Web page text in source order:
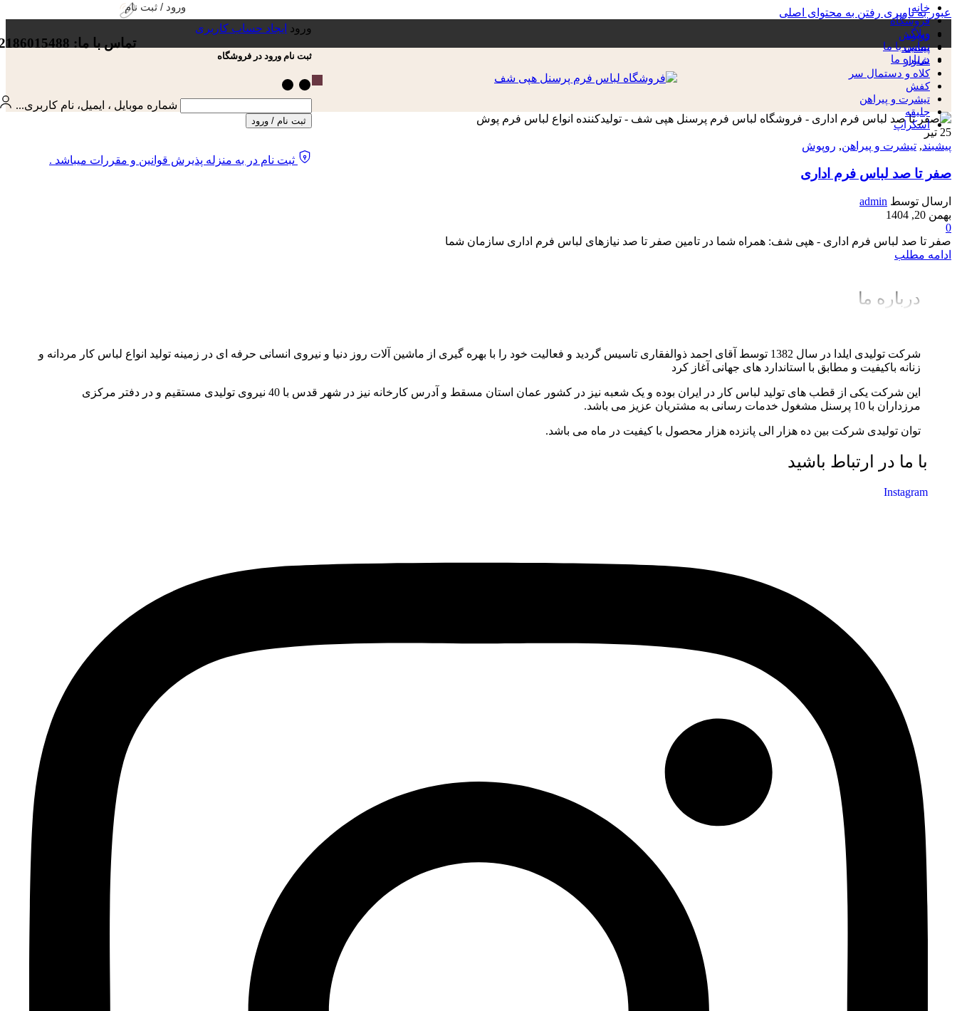
عبور به ناوبری رفتن به محتوای اصلی
خانه
فروشگاه
وبلاگ
تماس با ما
درباره ما
تماس با ما: 02186015488
روپوش
پیشبند
شلوار
کلاه و دستمال سر
کفش
تیشرت و پیراهن
جلیقه
اسکراپ
ورود / ثبت نام
ورود
ایجاد حساب کاربری
ثبت نام ورود در فروشگاه
شماره موبایل ، ایمیل، نام کاربری...
ثبت نام / ورود
ثبت نام در به منزله پذیرش قوانین و مقررات میباشد .
25 تیر
پیشبند, تیشرت و پیراهن, روپوش
صفر تا صد لباس فرم اداری
ارسال توسط admin
بهمن 20, 1404
0
صفر تا صد لباس فرم اداری - هپی شف: همراه شما در تامین صفر تا صد نیازهای لباس فرم اداری سازمان شما
ادامه مطلب
درباره ما
شرکت تولیدی ایلدا در سال 1382 توسط آقای احمد ذوالفقاری تاسیس گردید و فعالیت خود را با بهره گیری از ماشین آلات روز دنیا و نیروی انسانی حرفه ای در زمینه تولید انواع لباس کار مردانه و
زنانه باکیفیت و مطابق با استاندارد های جهانی آغاز کرد
این شرکت یکی از قطب های تولید لباس کار در ایران بوده و یک شعبه نیز در کشور عمان استان مسقط و آدرس کارخانه نیز در شهر قدس با 40 نیروی تولیدی مستقیم و در دفتر مرکزی
مرزداران با 10 پرسنل مشغول خدمات رسانی به مشتریان عزیز می باشد.
توان تولیدی شرکت بین ده هزار الی پانزده هزار محصول با کیفیت در ماه می باشد.
با ما در ارتباط باشید
Instagram